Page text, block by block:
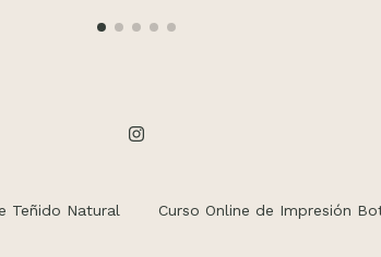
Teñido Natural Curso Online de Impresión